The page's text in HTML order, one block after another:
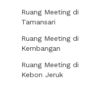
Ruang Meeting di
Tamansari
Ruang Meeting di
Kembangan
Ruang Meeting di
Kebon Jeruk